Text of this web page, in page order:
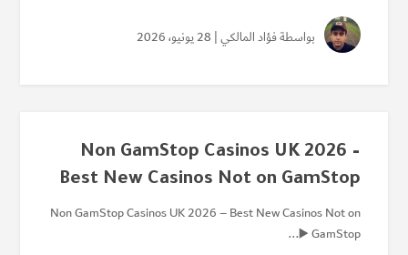
بواسطةفؤاد المالكي| 28 يونيو، 2026
Non GamStop Casinos UK 2026 –
Best New Casinos Not on GamStop
Non GamStop Casinos UK 2026 – Best New Casinos Not on
GamStop ▶️...